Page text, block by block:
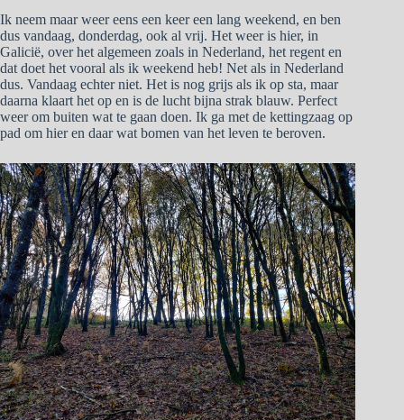
Ik neem maar weer eens een keer een lang weekend, en ben
dus vandaag, donderdag, ook al vrij. Het weer is hier, in
Galicië, over het algemeen zoals in Nederland, het regent en
dat doet het vooral als ik weekend heb! Net als in Nederland
dus. Vandaag echter niet. Het is nog grijs als ik op sta, maar
daarna klaart het op en is de lucht bijna strak blauw. Perfect
weer om buiten wat te gaan doen. Ik ga met de kettingzaag op
pad om hier en daar wat bomen van het leven te beroven.